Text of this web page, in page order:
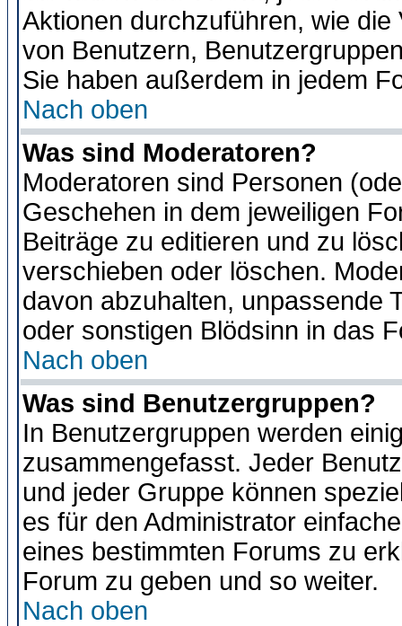
Aktionen durchzuführen, wie
von Benutzern,
Sie haben außerdem in jedem
Nach oben
Was sind Moderatoren?
Moderatoren sind Personen
Geschehen in dem jeweiligen
Beiträge zu editieren und zu
verschieben oder löschen.
davon abzuhalten, unpassende
oder sonstigen Blödsinn in das
Nach oben
Was sind Benutzergruppen?
In Benutzergruppen werden
zusammengefasst. Jeder
und jeder Gruppe können
es für den Administrator
eines bestimmten Forums zu
Forum zu geben und so weiter.
Nach oben